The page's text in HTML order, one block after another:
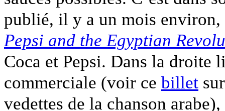
publié, il y a un mois
Pepsi and the Egyptian
Coca et Pepsi. Dans la
commerciale (voir ce billet
vedettes de la chanson